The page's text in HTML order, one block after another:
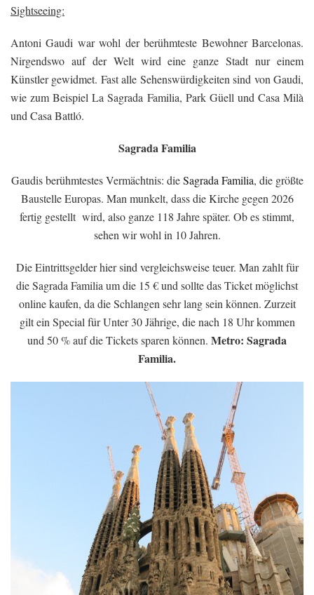
Sightseeing:
Antoni Gaudi war wohl der berühmteste Bewohner Barcelonas.
Nirgendswo auf der Welt wird eine ganze Stadt nur einem
Künstler gewidmet. Fast alle Sehenswürdigkeiten sind von Gaudi,
wie zum Beispiel La Sagrada Familia, Park Güell und Casa Milà
und Casa Battló.
Sagrada Familia
Gaudis berühmtestes Vermächtnis: dieSagrada Familia, die größte
Baustelle Europas. Man munkelt, dass die Kirche gegen 2026
fertig gestellt wird, also ganze 118 Jahre später. Ob es stimmt,
sehen wir wohl in 10 Jahren.
Die Eintrittsgelder hier sind vergleichsweise teuer. Man zahlt für
die Sagrada Familia um die 15 € und sollte das Ticket möglichst
online kaufen, da die Schlangen sehr lang sein können. Zurzeit
gilt ein Special für Unter 30 Jährige, die nach 18 Uhr kommen
und 50 % auf die Tickets sparen können. Metro: Sagrada
Familia.